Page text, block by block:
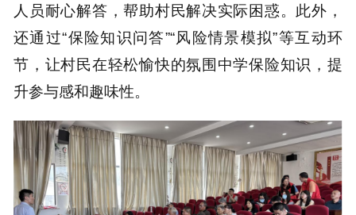
人员耐心解答，帮助村民解决实际困惑。此外，
还通过“保险知识问答”“风险情景模拟”等互动环
节，让村民在轻松愉快的氛围中学保险知识，提
升参与感和趣味性。